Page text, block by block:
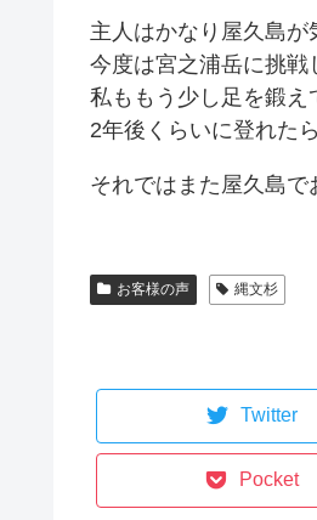
主人はかなり屋久島が
今度は宮之浦岳に挑戦
私ももう少し足を鍛え
2年後くらいに登れた
それではまた屋久島
お客様の声 縄文杉
Twitter
Pocket